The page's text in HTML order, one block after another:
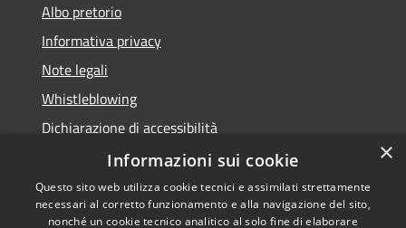
Albo pretorio
Informativa privacy
Note legali
Whistleblowing
Dichiarazione di accessibilità
Obiettivi di accessibilità
×
Informazioni sui cookie
Questo sito web utilizza cookie tecnici e assimilati strettamente
necessari al corretto funzionamento e alla navigazione del sito,
nonché un cookie tecnico analitico al solo fine di elaborare